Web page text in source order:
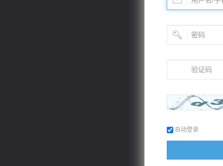
自动登录